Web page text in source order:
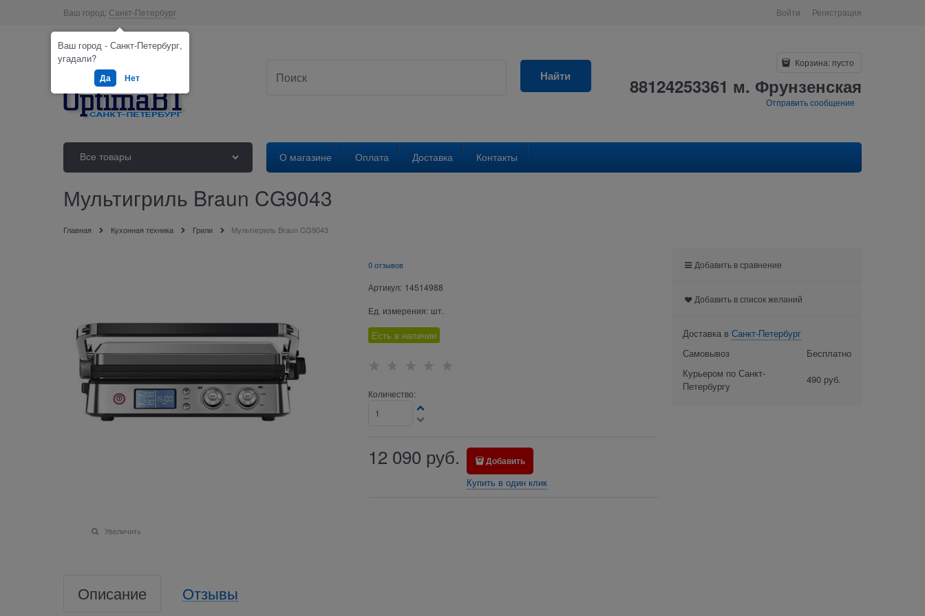
Ваш город: Санкт-Петербург Войти Регистрация
Найти
Корзина: пусто
88124253361 м. Фрунзенская
Отправить сообщение
Все товары О магазине Оплата Доставка Контакты
Мультигриль Braun CG9043
Главная Кухонная техника Грили Мультигриль Braun CG9043
Увеличить
0 отзывов
Артикул: 14514988
Ед. измерения: шт.
Есть в наличии
Количество:
12 090 руб. Добавить
Купить в один клик
Описание Отзывы
Добавить в сравнение
Добавить в список желаний
Доставка в Санкт-Петербург
Самовывоз
Бесплатно
Курьером по Санкт-
Петербургу
490 руб.
Ваш город - Санкт-Петербург,
угадали?
Да Нет